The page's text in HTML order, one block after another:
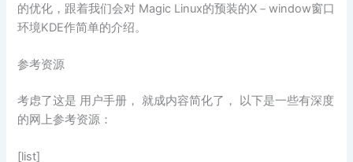
的优化，跟着我们会对 Magic Linux的预装的X－window窗口
环境KDE作简单的介绍。
参考资源
考虑了这是 用户手册， 就成内容简化了， 以下是一些有深度
的网上参考资源：
[list]